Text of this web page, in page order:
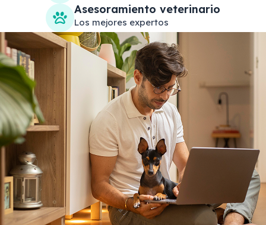
Asesoramiento veterinario
Los mejores expertos
Search products